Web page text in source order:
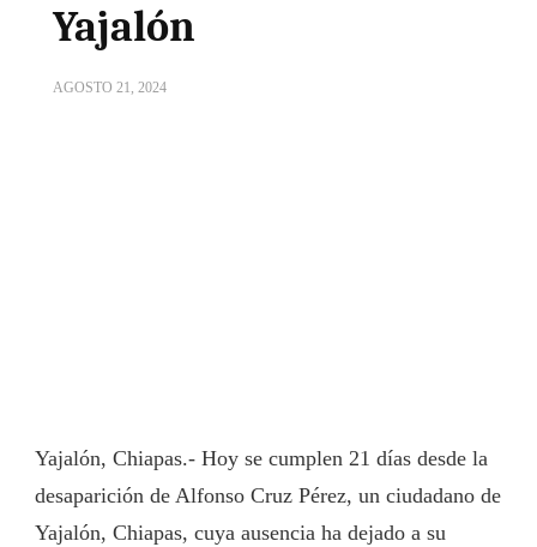
Yajalón
AGOSTO 21, 2024
Yajalón, Chiapas.- Hoy se cumplen 21 días desde la
desaparición de Alfonso Cruz Pérez, un ciudadano de
Yajalón, Chiapas, cuya ausencia ha dejado a su